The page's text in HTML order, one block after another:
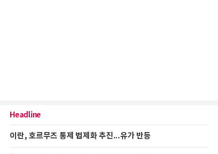
Headline
이란, 호르무즈 통제 법제화 추진...유가 반등